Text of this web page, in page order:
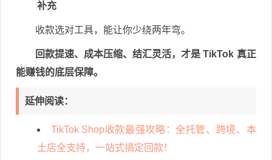
补充
收款选对工具，能让你少绕两年弯。
回款提速、成本压缩、结汇灵活，才是 TikTok 真正
能赚钱的底层保障。
延伸阅读：
TikTok Shop收款最强攻略：全托管、跨境、本
土店全支持，一站式搞定回款！